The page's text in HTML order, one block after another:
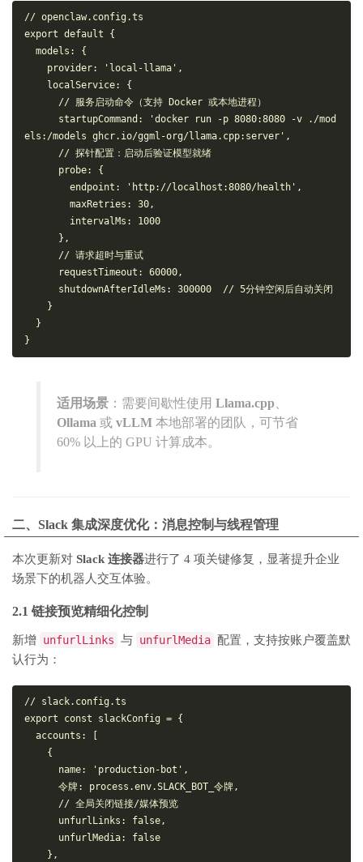
// openclaw.config.ts
export default {
models : {
provider: 'local-llama' ,
localService: {
// 服务启动命令（支持 Docker 或本地进程）
startupCommand :
'docker run -p 8080:8080 -v ./mod
els:/models ghcr.io/ggml-org/llama.cpp:server' ,
// 探针配置：启动后验证模型就绪
probe: {
endpoint : 'http://localhost:8080/health' ,
maxRetries : 30,
intervalMs : 1000
},
// 请求超时与重试
requestTimeout : 60000,
shutdownAfterIdleMs : 300000
// 5分钟空闲后自动关闭
}
}
}
适用场景 ：需要间歇性使用 Llama.cpp
Ollama 或 vLLM 本地部署的团队，可节省
60% 以上的 GPU 计算成本。
二、Slack 集成深度优化：消息控制与线程管理
本次更新对 Slack 连接器进行了 4 项关键修复，显著提升企业
场景下的机器人交互体验。
2.1 链接预览精细化控制
新增 unfurlLinks 与 unfurlMedia 配置，支持按账户覆盖默
认行为：
// slack.config.ts
export
const slackConfig = {
accounts : [
{
name: 'production-bot' ,
令牌: process.env.SLACK_BOT_ 令牌,
// 全局关闭链接/媒体预览
unfurlLinks : false,
unfurlMedia: false
},